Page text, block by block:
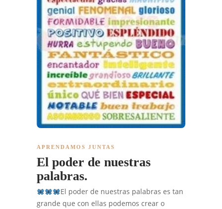
APRENDAMOS JUNTAS
El poder de nuestras
palabras.
El poder de nuestras palabras es tan
grande que con ellas podemos crear o